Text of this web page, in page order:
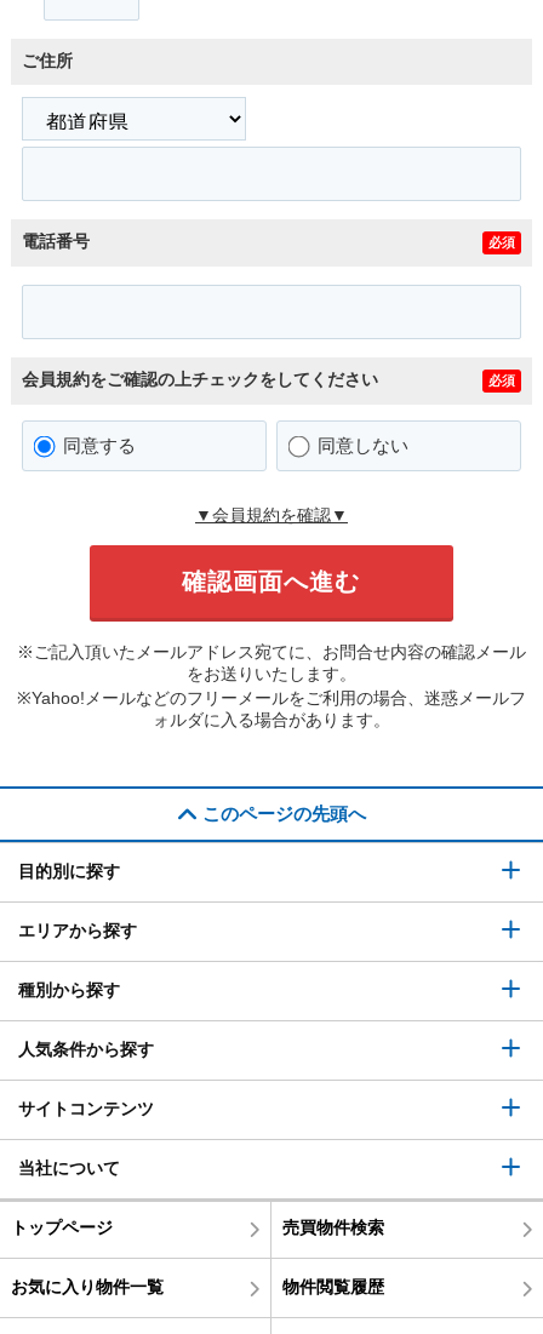
ご住所
電話番号 必須
会員規約をご確認の上チェックをしてください 必須
同意する 同意しない
▼会員規約を確認▼
※ご記入頂いたメールアドレス宛てに、お問合せ内容の確認メール
をお送りいたします。
※Yahoo!メールなどのフリーメールをご利用の場合、迷惑メールフ
ォルダに入る場合があります。
このページの先頭へ
目的別に探す
エリアから探す
種別から探す
人気条件から探す
サイトコンテンツ
当社について
トップページ 売買物件検索
お気に入り物件一覧 物件閲覧履歴